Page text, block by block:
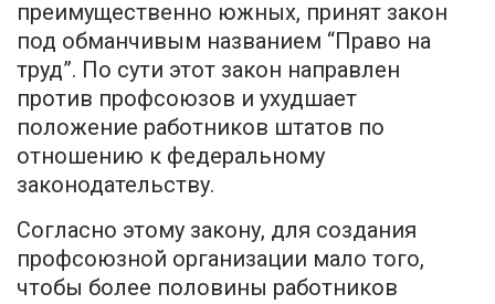
преимущественно южных, принят закон
под обманчивым названием “Право на
труд”. По сути этот закон направлен
против профсоюзов и ухудшает
положение работников штатов по
отношению к федеральному
законодательству.
Согласно этому закону, для создания
профсоюзной организации мало того,
чтобы более половины работников